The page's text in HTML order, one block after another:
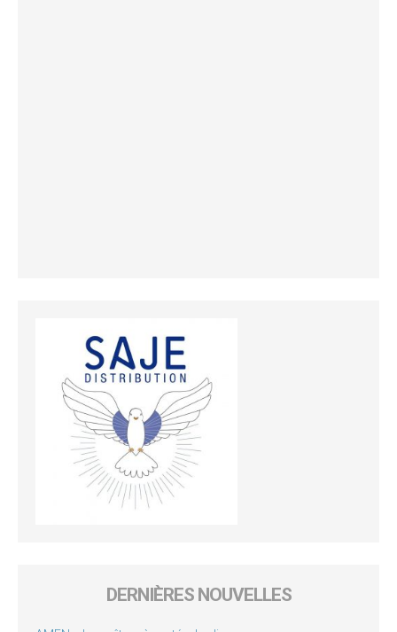
DERNIÈRES NOUVELLES